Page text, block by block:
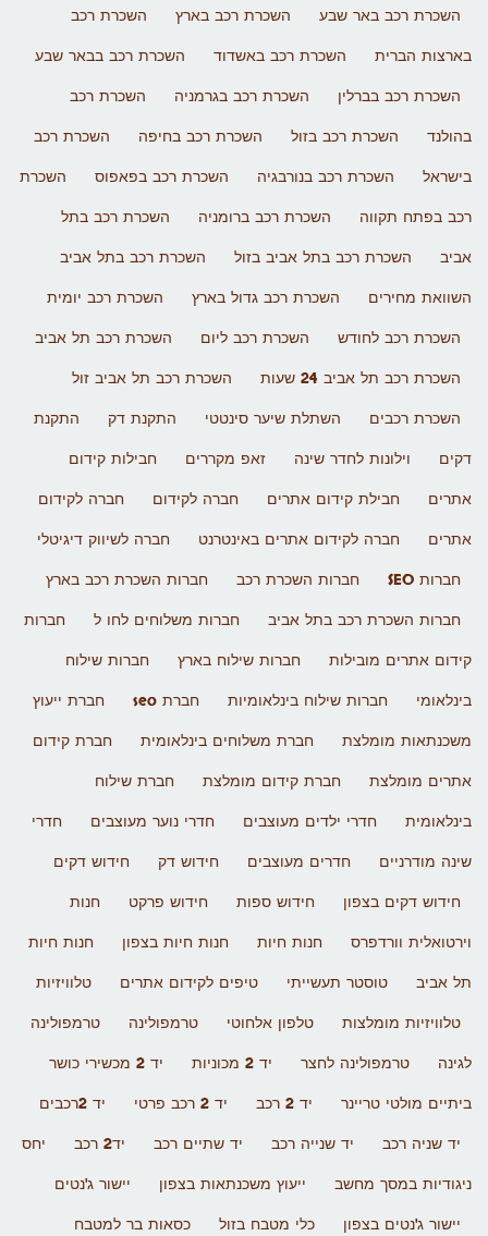
השכרת רכב באר שבע השכרת רכב בארץ
השכרת רכב
בארצות הברית
השכרת רכב באשדוד
השכרת רכב בבאר שבע
השכרת רכב בברלין
השכרת רכב בגרמניה
השכרת רכב
בהולנד
השכרת רכב בזול השכרת רכב בחיפה
השכרת רכב
בישראל
השכרת רכב בנורבגיה השכרת רכב בפאפוס
השכרת
רכב בפתח תקווה
השכרת רכב ברומניה
השכרת רכב בתל
אביב
השכרת רכב בתל אביב בזול
השכרת רכב בתל אביב
השוואת מחירים
השכרת רכב גדול בארץ
השכרת רכב יומית
השכרת רכב לחודש
השכרת רכב ליום
השכרת רכב תל אביב
השכרת רכב תל אביב 24 שעות
השכרת רכב תל אביב זול
השכרת רכבים
השתלת שיער סינטטי התקנת דק
התקנת
דקים
וילונות לחדר שינה זאפ מקררים
חבילות קידום
אתרים
חבילת קידום אתרים חברה לקידום
חברה לקידום
אתרים
חברה לקידום אתרים באינטרנט
חברה לשיווק דיגיטלי
חברות SEO
חברות השכרת רכב
חברות השכרת רכב בארץ
חברות השכרת רכב בתל אביב
חברות משלוחים לחו ל
חברות
קידום אתרים מובילות
חברות שילוח בארץ
חברות שילוח
בינלאומי
חברות שילוח בינלאומיות חברת seo
חברת ייעוץ
משכנתאות מומלצת
חברת משלוחים בינלאומית
חברת קידום
אתרים מומלצת
חברת קידום מומלצת
חברת שילוח
בינלאומית
חדרי ילדים מעוצבים חדרי נוער מעוצבים
חדרי
שינה מודרניים
חדרים מעוצבים חידוש דק
חידוש דקים
חידוש דקים בצפון
חידוש ספות חידוש פרקט
חנות
וירטואלית וורדפרס
חנות חיות חנות חיות בצפון
חנות חיות
תל אביב
טוסטר תעשייתי טיפים לקידום אתרים
טלוויזיות
טלוויזיות מומלצות
טלפון אלחוטי טרמפולינה
טרמפולינה
לגינה
טרמפולינה לחצר יד 2 מכוניות
יד 2 מכשירי כושר
ביתיים מולטי טריינר
יד 2 רכב יד 2 רכב פרטי
יד 2רכבים
יד שניה רכב
יד שנייה רכב יד שתיים רכב יד2 רכב
יחס
ניגודיות במסך מחשב
ייעוץ משכנתאות בצפון
יישור ג'נטים
יישור ג'נטים בצפון
כלי מטבח בזול
כסאות בר למטבח